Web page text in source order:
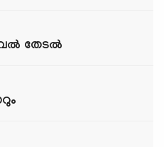
തേടല്‍